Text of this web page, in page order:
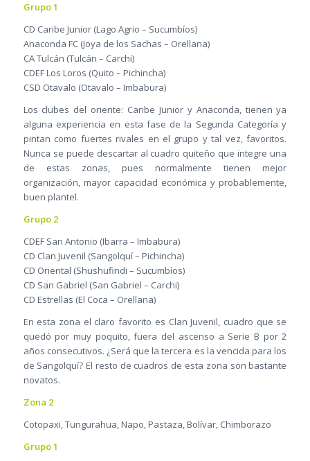
Grupo 1
CD Caribe Junior (Lago Agrio – Sucumbíos)
Anaconda FC (Joya de los Sachas – Orellana)
CA Tulcán (Tulcán – Carchi)
CDEF Los Loros (Quito – Pichincha)
CSD Otavalo (Otavalo – Imbabura)
Los clubes del oriente: Caribe Junior y Anaconda, tienen ya
alguna experiencia en esta fase de la Segunda Categoría y
pintan como fuertes rivales en el grupo y tal vez, favoritos.
Nunca se puede descartar al cuadro quiteño que integre una
de estas zonas, pues normalmente tienen mejor
organización, mayor capacidad económica y probablemente,
buen plantel.
Grupo 2
CDEF San Antonio (Ibarra – Imbabura)
CD Clan Juvenil (Sangolquí – Pichincha)
CD Oriental (Shushufindi – Sucumbíos)
CD San Gabriel (San Gabriel – Carchi)
CD Estrellas (El Coca – Orellana)
En esta zona el claro favorito es Clan Juvenil, cuadro que se
quedó por muy poquito, fuera del ascenso a Serie B por 2
años consecutivos. ¿Será que la tercera es la vencida para los
de Sangolquí? El resto de cuadros de esta zona son bastante
novatos.
Zona 2
Cotopaxi, Tungurahua, Napo, Pastaza, Bolívar, Chimborazo
Grupo 1